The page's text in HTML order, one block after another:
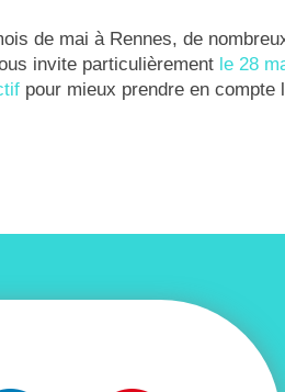
de mai à Rennes, de
invite particulièrement le 28
pour mieux prendre en compte